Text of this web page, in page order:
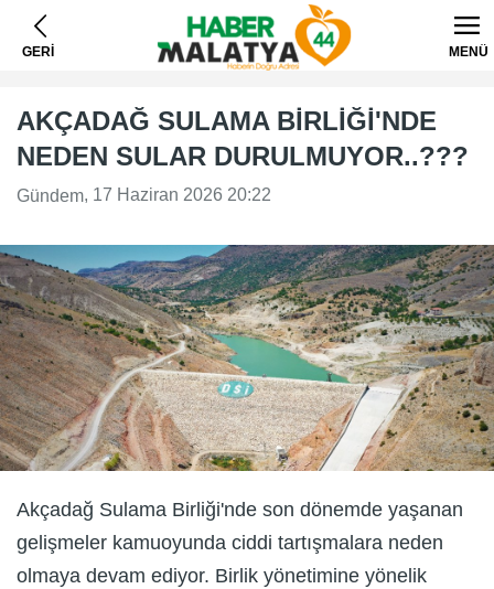
GERİ MENÜ
AKÇADAĞ SULAMA BİRLİĞİ'NDE
NEDEN SULAR DURULMUYOR..???
Gündem, 17 Haziran 2026 20:22
Akçadağ Sulama Birliği'nde son dönemde yaşanan
gelişmeler kamuoyunda ciddi tartışmalara neden
olmaya devam ediyor. Birlik yönetimine yönelik